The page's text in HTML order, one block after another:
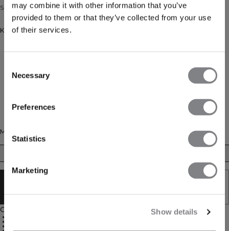
may combine it with other information that you’ve
provided to them or that they’ve collected from your use
of their services.
Selection
Necessary
Preferences
Statistics
Marketing
Show details
Sport-bh met hoge ondersteuning voor cardio. Nauwsluitende pasvorm.
Kleur: Petal Pink
Maat
ME OP DE HOOGTE
Omschrijving